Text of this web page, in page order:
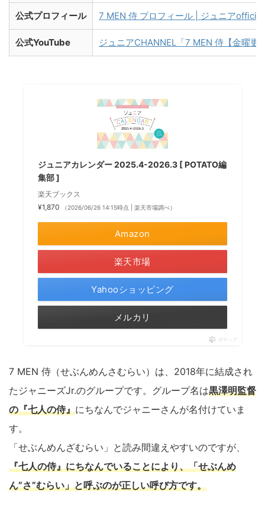
公式プロフィール 7 MEN 侍 プロフィール | ジュニア
公式YouTube ジュニアCHANNEL「7 MEN 侍【金曜更
ジュニアカレンダー 2025.4-2026.3 [ POTATO編
集部 ]
楽天ブックス
¥1,870
（2026/06/26 14:15時点 | 楽天市場調べ）
Amazon
楽天市場
Yahooショッピング
メルカリ
ポチップ
7 MEN 侍（せぶんめんさむらい）は、2018年に結成され
たジャニーズJr.のグループです。グループ名は黒澤明監督
の『七人の侍』にちなんでジャニーさんが名付けていま
す。
「せぶんめんざむらい」と読み間違えやすいのですが、
『七人の侍』にちなんでいることにより、「せぶんめ
ん”さ”むらい」と呼ぶのが正しい呼び方です。